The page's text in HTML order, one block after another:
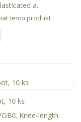
a..
tento produkt
10 ks
Knee-length